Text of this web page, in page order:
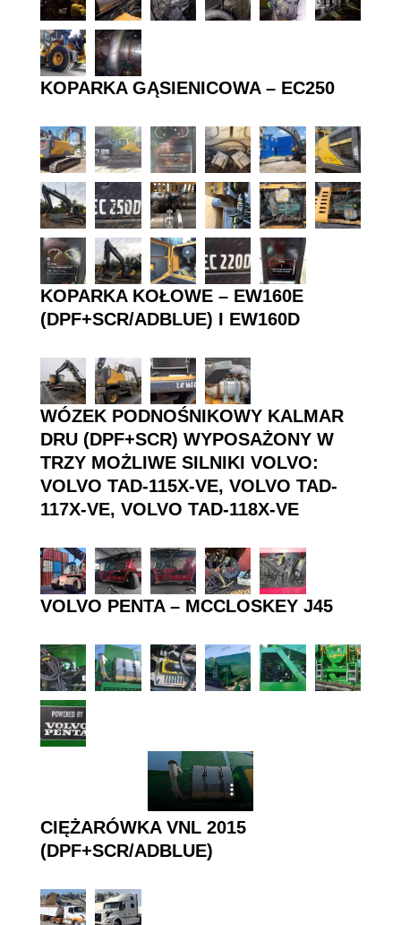
KOPARKA GĄSIENICOWA – EC250
KOPARKA KOŁOWE – EW160E
(DPF+SCR/ADBLUE) I EW160D
WÓZEK PODNOŚNIKOWY KALMAR
DRU (DPF+SCR) WYPOSAŻONY W
TRZY MOŻLIWE SILNIKI VOLVO:
VOLVO TAD-115X-VE, VOLVO TAD-
117X-VE, VOLVO TAD-118X-VE
VOLVO PENTA – MCCLOSKEY J45
CIĘŻARÓWKA VNL 2015
(DPF+SCR/ADBLUE)